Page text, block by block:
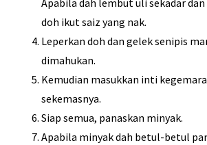
Apabila dah lembut uli sekadar
doh ikut saiz yang nak.
Leperkan doh dan gelek senipis
dimahukan.
Kemudian masukkan inti
sekemasnya.
Siap semua, panaskan minyak.
Apabila minyak dah betul-betul